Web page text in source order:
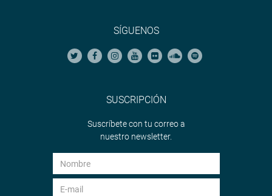
SÍGUENOS
SUSCRIPCIÓN
Suscríbete con tu correo a
nuestro newsletter.